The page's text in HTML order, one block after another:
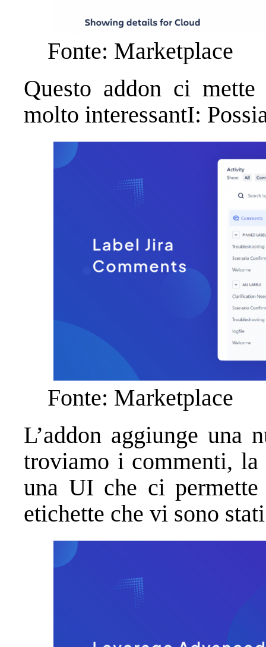
Fonte: Marketplace
Questo addon ci
molto interessantI:
Fonte: Marketplace
L’addon aggiunge una
troviamo i commenti,
una UI che ci
etichette che vi sono